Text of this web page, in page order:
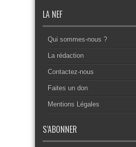
LA NEF
Qui sommes-nous ?
La rédaction
Contactez-nous
Faites un don
Mentions Légales
S’ABONNER